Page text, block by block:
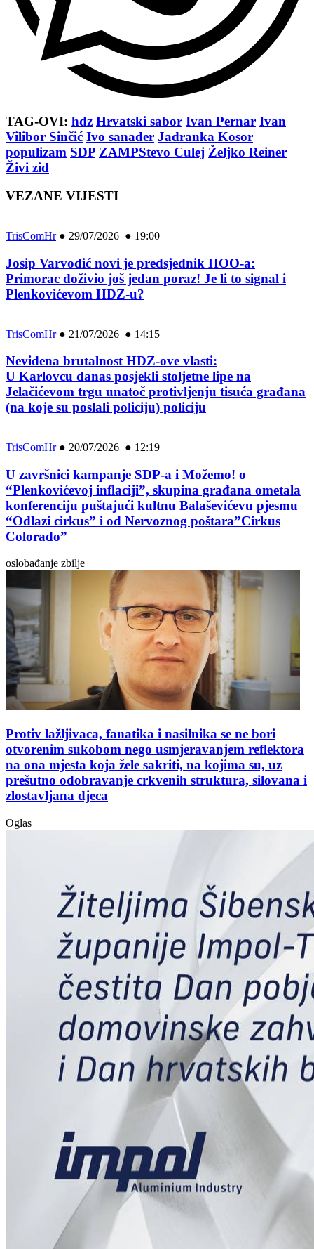
TAG-OVI: hdz Hrvatski sabor Ivan Pernar Ivan
Vilibor Sinčić Ivo sanader Jadranka Kosor
populizam SDP ZAMPStevo Culej Željko Reiner
Živi zid
VEZANE VIJESTI
TrisComHr● 29/07/2026 ● 19:00
Josip Varvodić novi je predsjednik HOO-a:
Primorac doživio još jedan poraz! Je li to signal i
Plenkovićevom HDZ-u?
TrisComHr● 21/07/2026 ● 14:15
Neviđena brutalnost HDZ-ove vlasti:
U Karlovcu danas posjekli stoljetne lipe na
Jelačićevom trgu unatoč protivljenju tisuća građana
(na koje su poslali policiju) policiju
TrisComHr● 20/07/2026 ● 12:19
U završnici kampanje SDP-a i Možemo! o
“Plenkovićevoj inflaciji”, skupina građana ometala
konferenciju puštajući kultnu Balaševićevu pjesmu
“Odlazi cirkus” i od Nervoznog poštara”Cirkus
Colorado”
oslobađanje zbilje
Protiv lažljivaca, fanatika i nasilnika se ne bori
otvorenim sukobom nego usmjeravanjem reflektora
na ona mjesta koja žele sakriti, na kojima su, uz
prešutno odobravanje crkvenih struktura, silovana i
zlostavljana djeca
Oglas